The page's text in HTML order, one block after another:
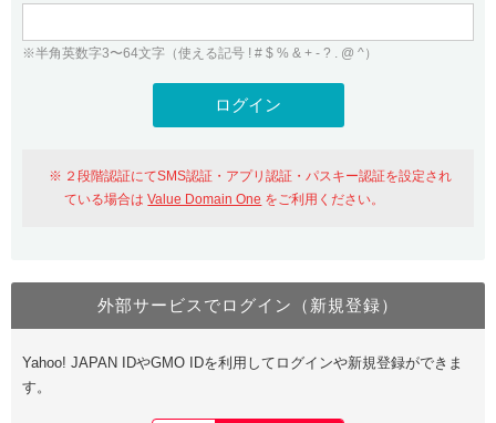
WHOIS検索
Value Domainにログイン
おすすめ One レンタルサーバーを含む最新の機能を使う方
Value Domain Oneにログイン
Value Domain Oneアカウント作成
※半角英数字3〜64文字（使える記号 ! # $ % & + - ? . @ ^）
２段階認証にてSMS認証・アプリ認証・パスキー認証を設定され
ている場合はValue Domain One をご利用ください。
外部サービスでログイン（新規登録）
Yahoo! JAPAN IDやGMO IDを利用してログインや新規登録ができま
す。